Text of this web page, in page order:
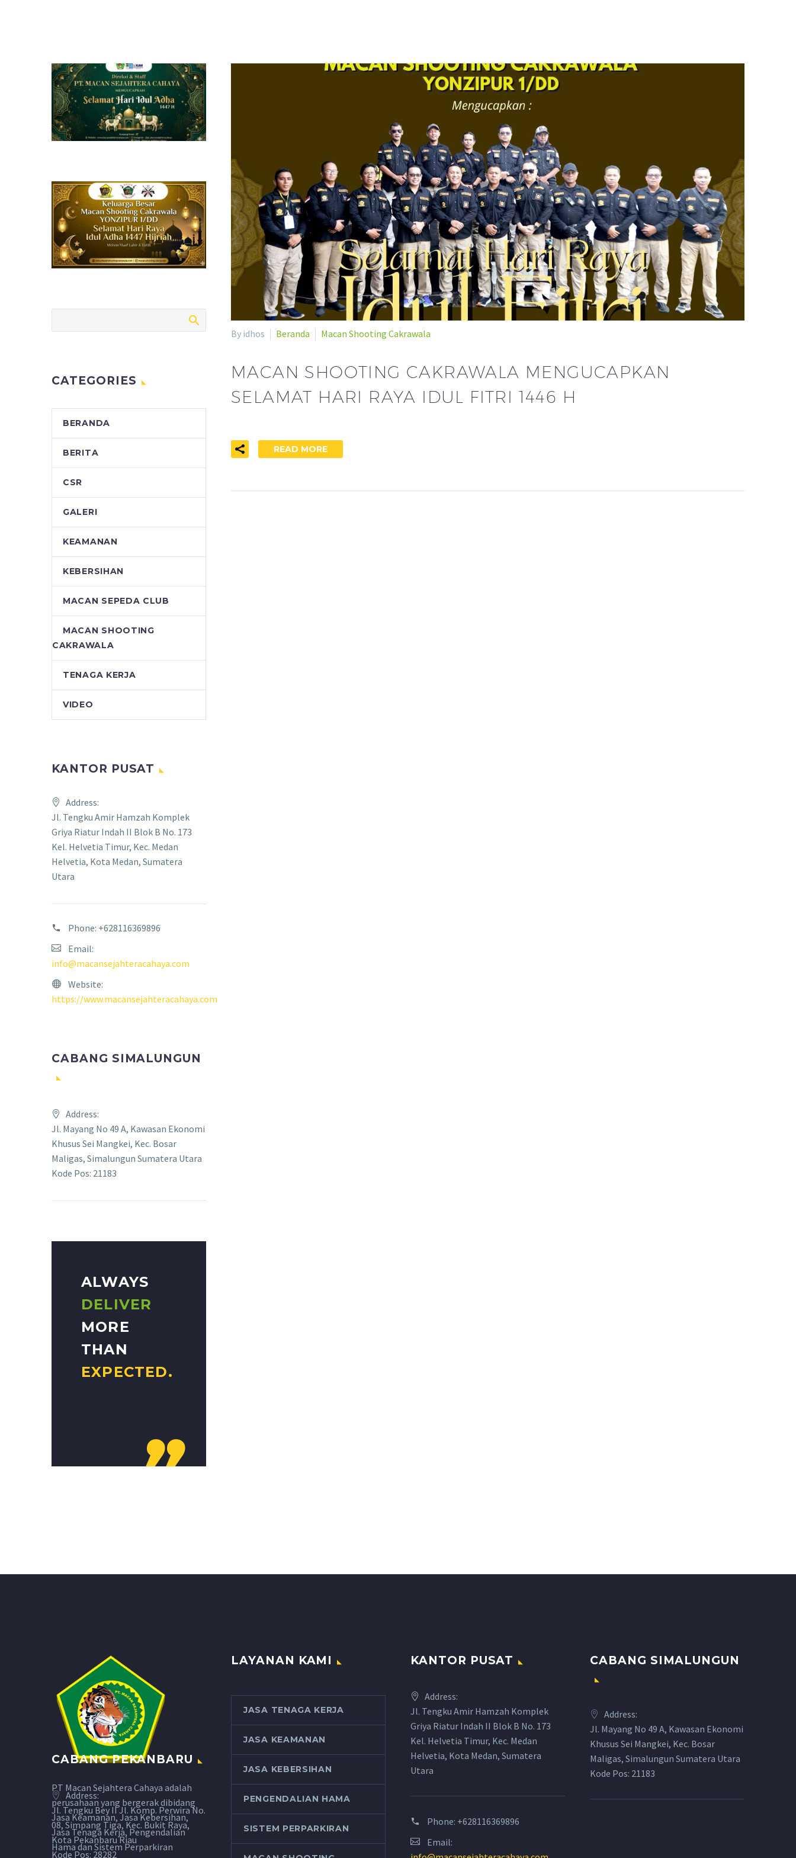
By idhos Beranda Macan Shooting Cakrawala
MACAN SHOOTING CAKRAWALA MENGUCAPKAN
SELAMAT HARI RAYA IDUL FITRI 1446 H
READ MORE
CATEGORIES
BERANDA
BERITA
CSR
GALERI
KEAMANAN
KEBERSIHAN
MACAN SEPEDA CLUB
MACAN SHOOTING
CAKRAWALA
TENAGA KERJA
VIDEO
KANTOR PUSAT
Address:
Jl. Tengku Amir Hamzah Komplek
Griya Riatur Indah II Blok B No. 173
Kel. Helvetia Timur, Kec. Medan
Helvetia, Kota Medan, Sumatera
Utara
Phone: +628116369896
Email:
info@macansejahteracahaya.com
Website:
https://www.macansejahteracahaya.com
CABANG SIMALUNGUN
Address:
Jl. Mayang No 49 A, Kawasan Ekonomi
Khusus Sei Mangkei, Kec. Bosar
Maligas, Simalungun Sumatera Utara
Kode Pos: 21183
ALWAYS
DELIVER
MORE
THAN
EXPECTED.

PT Macan Sejahtera Cahaya adalah
perusahaan yang bergerak dibidang
Jasa Keamanan, Jasa Kebersihan,
Jasa Tenaga Kerja, Pengendalian
Hama dan Sistem Perparkiran
LAYANAN KAMI
JASA TENAGA KERJA
JASA KEAMANAN
JASA KEBERSIHAN
PENGENDALIAN HAMA
SISTEM PERPARKIRAN
KANTOR PUSAT
Address:
Jl. Tengku Amir Hamzah Komplek
Griya Riatur Indah II Blok B No. 173
Kel. Helvetia Timur, Kec. Medan
Helvetia, Kota Medan, Sumatera
Utara
Phone: +628116369896
Email:
CABANG SIMALUNGUN
Address:
Jl. Mayang No 49 A, Kawasan Ekonomi
Khusus Sei Mangkei, Kec. Bosar
Maligas, Simalungun Sumatera Utara
Kode Pos: 21183
CABANG PEKANBARU
Address:
Jl. Tengku Bey II Jl. Komp. Perwira No.
08, Simpang Tiga, Kec. Bukit Raya,
Kota Pekanbaru Riau
Kode Pos: 28282